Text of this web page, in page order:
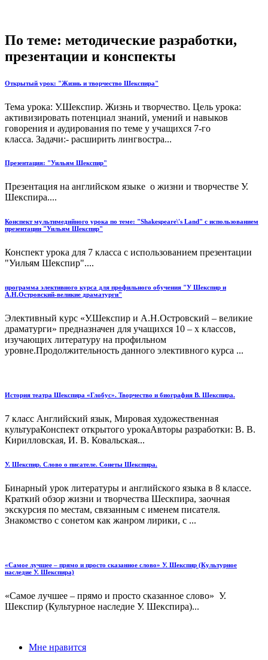
По теме: методические разработки,
презентации и конспекты
Открытый урок: "Жизнь и творчество Шекспира"
Тема урока: У.Шекспир. Жизнь и творчество. Цель урока:
активизировать потенциал знаний, умений и навыков
говорения и аудирования по теме у учащихся 7-го
класса. Задачи:- расширить лингвостра...
Презентация: "Уильям Шекспир"
Презентация на английском языке о жизни и творчестве У.
Шекспира....
Конспект мультимедийного урока по теме: "Shakespeare\'s Land" с использованием
презентации "Уильям Шекспир"
Конспект урока для 7 класса с использованием презентации
"Уильям Шекспир"....
программа элективного курса для профильного обучения "У Шекспир и
А.Н.Островский-великие драматурги"
Элективный курс «У.Шекспир и А.Н.Островский – великие
драматурги» предназначен для учащихся 10 – х классов,
изучающих литературу на профильном
уровне.Продолжительность данного элективного курса ...
История театра Шекспира «Глобус». Творчество и биография В. Шекспира.
7 класс Английский язык, Мировая художественная
культураКонспект открытого урокаАвторы разработки: В. В.
Кирилловская, И. В. Ковальская...
У. Шекспир. Слово о писателе. Сонеты Шекспира.
Бинарный урок литературы и английского языка в 8 классе.
Краткий обзор жизни и творчества Шескпира, заочная
экскурсия по местам, связанным с именем писателя.
Знакомство с сонетом как жанром лирики, с ...
«Самое лучшее – прямо и просто сказанное слово» У. Шекспир (Культурное
наследие У. Шекспира)
«Самое лучшее – прямо и просто сказанное слово» У.
Шекспир (Культурное наследие У. Шекспира)...
Мне нравится